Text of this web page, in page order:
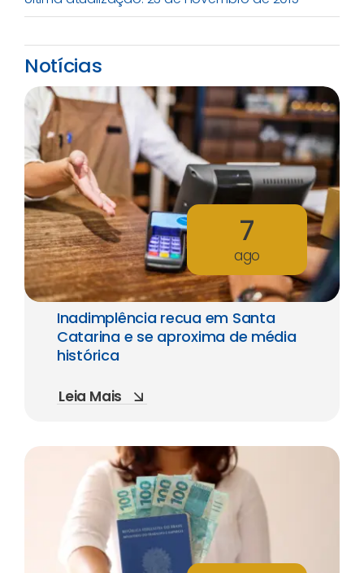
Notícias
7
ago
Inadimplência recua em Santa
Catarina e se aproxima de média
histórica
Leia Mais